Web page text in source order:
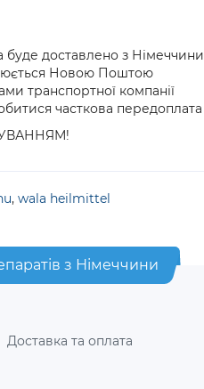
буде доставлено з Німеччини
Новою Поштою
транспортної компанії
часткова передоплата
, wala heilmittel
з Німеччини
Доставка та оплата